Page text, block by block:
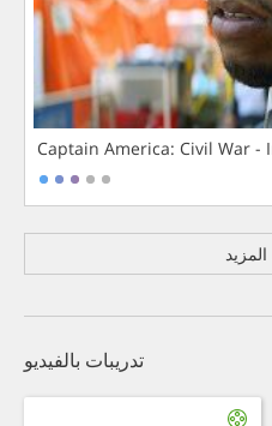
Captain America: Civil War -
تدريبات بالفيديو